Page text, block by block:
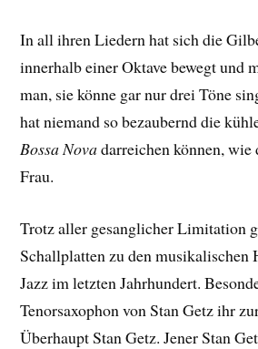
In all ihren Liedern hat sich die
innerhalb einer Oktave bewegt und
man, sie könne gar nur drei Töne
hat niemand so bezaubernd die
Bossa Novadarreichen können, wie
Frau.
Trotz aller gesanglicher Limitation
Schallplatten zu den musikalischen
Jazz im letzten Jahrhundert.
Tenorsaxophon von Stan Getz ihr
Überhaupt Stan Getz. Jener Stan